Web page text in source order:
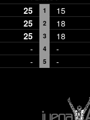
25 1
15
25
2
18
25
3
18
-
4
-
-
5 -